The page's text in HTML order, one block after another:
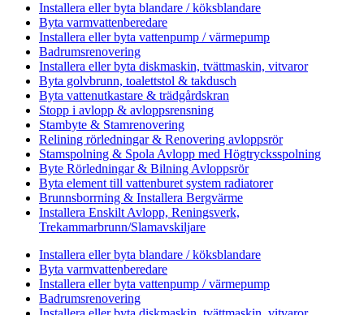
Installera eller byta blandare / köksblandare
Byta varmvattenberedare
Installera eller byta vattenpump / värmepump
Badrumsrenovering
Installera eller byta diskmaskin, tvättmaskin, vitvaror
Byta golvbrunn, toalettstol & takdusch
Byta vattenutkastare & trädgårdskran
Stopp i avlopp & avloppsrensning
Stambyte & Stamrenovering
Relining rörledningar & Renovering avloppsrör
Stamspolning & Spola Avlopp med Högtrycksspolning
Byte Rörledningar & Bilning Avloppsrör
Byta element till vattenburet system radiatorer
Brunnsborrning & Installera Bergvärme
Installera Enskilt Avlopp, Reningsverk,
Trekammarbrunn/Slamavskiljare
Installera eller byta blandare / köksblandare
Byta varmvattenberedare
Installera eller byta vattenpump / värmepump
Badrumsrenovering